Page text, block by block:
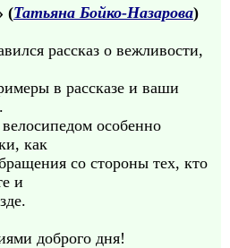
(Татьяна Бойко-Назарова)
рассказ о вежливости,
в рассказе и ваши
особенно
как
со стороны тех, кто
и
доброго дня!